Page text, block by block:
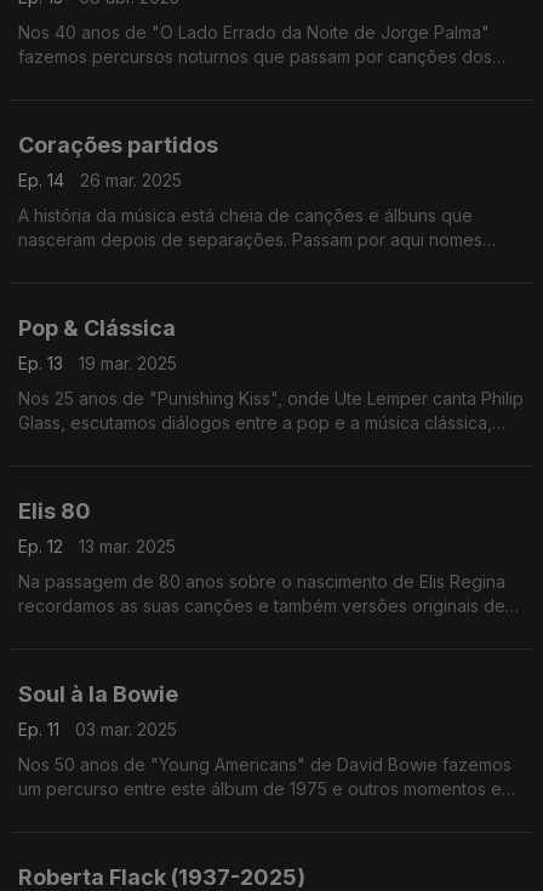
Nos 40 anos de "O Lado Errado da Noite de Jorge Palma"
fazemos percursos noturnos que passam por canções dos
Corações partidos
Ep. 14
26 mar. 2025
A história da música está cheia de canções e álbuns que
nasceram depois de separações. Passam por aqui nomes
Pop & Clássica
Ep. 13
19 mar. 2025
Nos 25 anos de "Punishing Kiss", onde Ute Lemper canta Philip
Glass, escutamos diálogos entre a pop e a música clássica,
Elis 80
Ep. 12
13 mar. 2025
Na passagem de 80 anos sobre o nascimento de Elis Regina
recordamos as suas canções e também versões originais de
Soul à la Bowie
Ep. 11
03 mar. 2025
Nos 50 anos de "Young Americans" de David Bowie fazemos
um percurso entre este álbum de 1975 e outros momentos em
Roberta Flack (1937-2025)